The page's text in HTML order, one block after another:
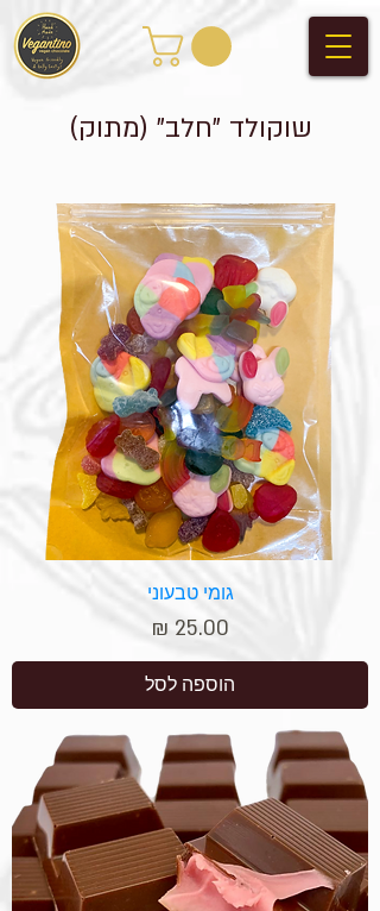
שוקולד "חלב" (מתוק)
גומי טבעוני
מחיר
הוספה לסל